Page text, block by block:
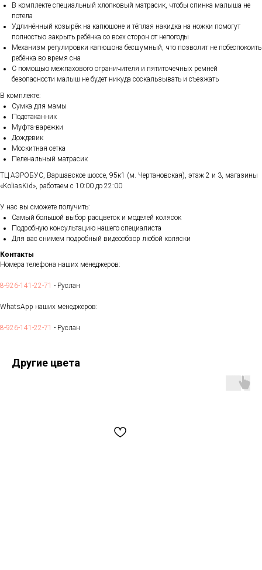
В комплекте специальный хлопковый матрасик, чтобы спинка малыша не
потела
Удлинённый козырёк на капюшоне и тёплая накидка на ножки помогут
полностью закрыть ребёнка со всех сторон от непогоды
Механизм регулировки капюшона бесшумный, что позволит не побеспокоить
ребёнка во время сна
С помощью межпахового ограничителя и пятиточечных ремней
безопасности малыш не будет никуда соскальзывать и съезжать
В комплекте:
Сумка для мамы
Подстаканник
Муфта-варежки
Дождевик
Москитная сетка
Пеленальный матрасик
ТЦ АЭРОБУС, Варшавское шоссе, 95к1 (м. Чертановская), этаж 2 и 3, магазины
«KoliasKid», работаем с 10:00 до 22:00
У нас вы сможете получить:
Самый большой выбор расцветок и моделей колясок
Подробную консультацию нашего специалиста
Для вас снимем подробный видеообзор любой коляски
Контакты
Номера телефона наших менеджеров:
8-926-141-22-71 - Руслан
WhatsApp наших менеджеров:
8-926-141-22-71 - Руслан
Другие цвета